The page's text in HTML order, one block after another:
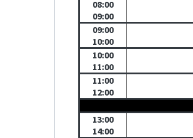
08:00
09:00
09:00
10:00
10:00
11:00
11:00
12:00
13:00
14:00